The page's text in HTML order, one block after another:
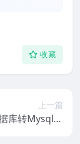
收藏
上一篇
库转Mysql数